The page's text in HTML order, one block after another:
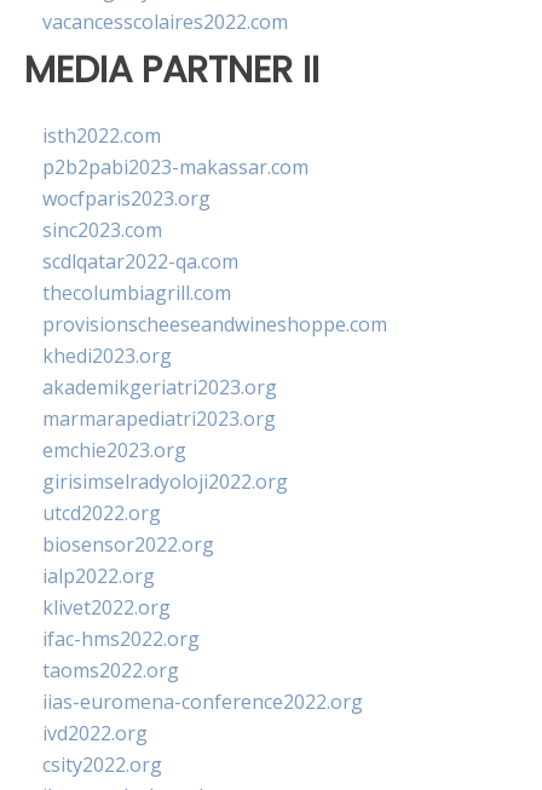
vacancesscolaires2022.com
MEDIA PARTNER II
isth2022.com
p2b2pabi2023-makassar.com
wocfparis2023.org
sinc2023.com
scdlqatar2022-qa.com
thecolumbiagrill.com
provisionscheeseandwineshoppe.com
khedi2023.org
akademikgeriatri2023.org
marmarapediatri2023.org
emchie2023.org
girisimselradyoloji2022.org
utcd2022.org
biosensor2022.org
ialp2022.org
klivet2022.org
ifac-hms2022.org
taoms2022.org
iias-euromena-conference2022.org
ivd2022.org
csity2022.org